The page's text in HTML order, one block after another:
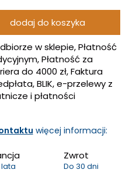
dodaj do koszyka
w sklepie, Płatność
Płatność za
do 4000 zł, Faktura
BLIK, e-przelewy z
i płatności
więcej informacji:
lata
Zwrot
Do 30 dni